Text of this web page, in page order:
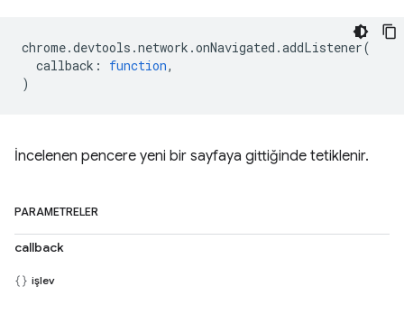
chrome.devtools .network .onNavigated .addListener(
callback : function,
)
İncelenen pencere yeni bir sayfaya gittiğinde tetiklenir.
PARAMETRELER
callback
işlev